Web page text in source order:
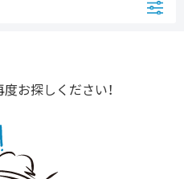
お探しください！